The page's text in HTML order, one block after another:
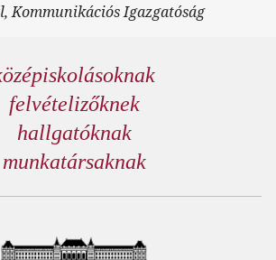
Kommunikációs Igazgatóság
felvételizőknek
hallgatóknak
munkatársaknak